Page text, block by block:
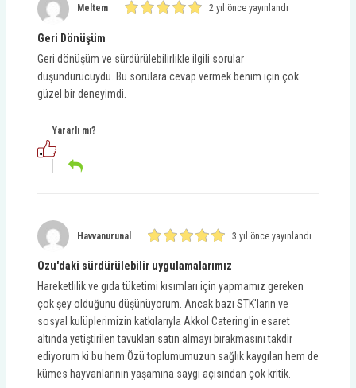
Meltem 2 yıl önce yayınlandı
Geri Dönüşüm
Geri dönüşüm ve sürdürülebilirlikle ilgili sorular
düşündürücüydü. Bu sorulara cevap vermek benim için çok
güzel bir deneyimdi.
Yararlı mı?
Havvanurunal 3 yıl önce yayınlandı
Ozu'daki sürdürülebilir uygulamalarımız
Hareketlilik ve gıda tüketimi kısımları için yapmamız gereken
çok şey olduğunu düşünüyorum. Ancak bazı STK'ların ve
sosyal kulüplerimizin katkılarıyla Akkol Catering'in esaret
altında yetiştirilen tavukları satın almayı bırakmasını takdir
ediyorum ki bu hem Özü toplumumuzun sağlık kaygıları hem de
kümes hayvanlarının yaşamına saygı açısından çok kritik.